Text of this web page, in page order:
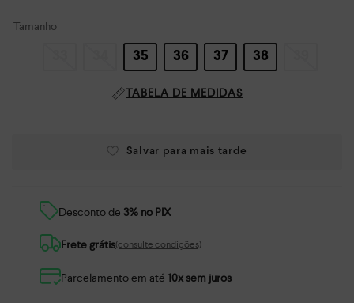
Tamanho
35 36 37 38
TABELA DE MEDIDAS
Desconto de 3% no PIX
Frete grátis(consulte condições)
Parcelamento em até 10x sem juros